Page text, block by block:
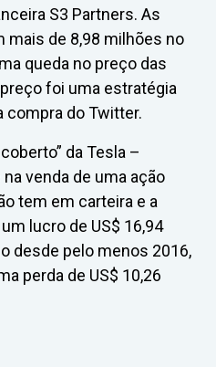
S3 Partners. As
mais de 8,98 milhões no
queda no preço das
foi uma estratégia
compra do Twitter.
da Tesla –
venda de uma ação
tem em carteira e a
lucro de US$ 16,94
desde pelo menos 2016,
perda de US$ 10,26